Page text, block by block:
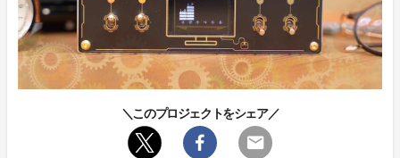
＼このプロジェクトをシェア／